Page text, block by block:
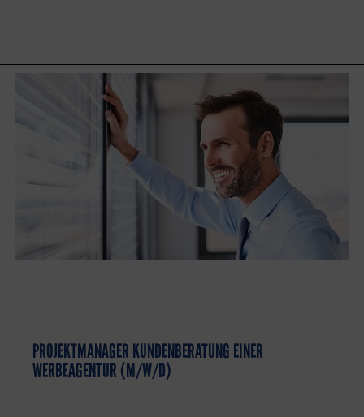
PROJEKTMANAGER KUNDENBERATUNG EINER
WERBEAGENTUR (M/W/D)